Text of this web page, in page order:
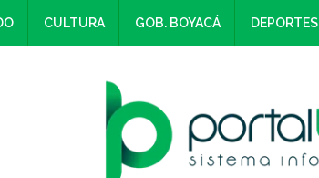
CULTURA GOB. BOYACÁ DEPORTES